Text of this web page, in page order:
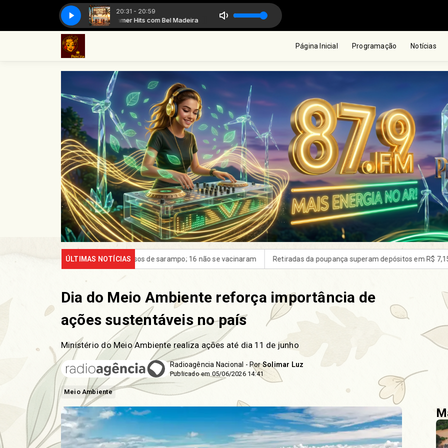
20:31 - 20:59
Summer Hits com Bel Madeira Summer Hits com Bel Madeira
Página Inicial Programação Notícias
ÚLTIMAS NOTÍCIAS
de sarampo; 16 não se vacinaram Retiradas da poupança superam depósitos em R$ 7,15 bilhões em julho Candidatos do
Dia do Meio Ambiente reforça importância de
ações sustentáveis no país
Ministério do Meio Ambiente realiza ações até dia 11 de junho
Radioagência Nacional - PorSolimar Luz
Publicado em 05/06/2026 14:41
Meio Ambiente